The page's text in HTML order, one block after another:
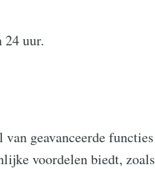
24 uur.
geavanceerde functies
voordelen biedt, zoals